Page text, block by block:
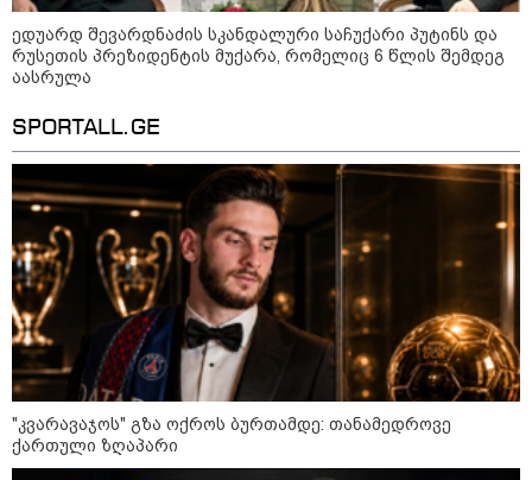
აგვისტო აგარაკზე: ეს 5 საქმე
უნდა მოასწროთ შემოდგომის
დადგომამდე
ფული ამ ზოდიაქოს ნიშნების
ხელში აღმოჩნდება: ვინ
გამდიდრდება?
როგორ ჩავიცვათ 40 წლის
შემდეგ: მილიონერების
სტილისტის 8 ოქროს წესი და
აუცილებელი სამოსი
ედუარდ შევარდნაძის სკანდალური საჩუქარი პუტინს და
რუსეთის პრეზიდენტის მუქარა, რომელიც 6 წლის შემდეგ
აასრულა
SPORTALL.GE
"კვარავაჯოს" გზა ოქროს ბურთამდე: თანამედროვე
ქართული ზღაპარი